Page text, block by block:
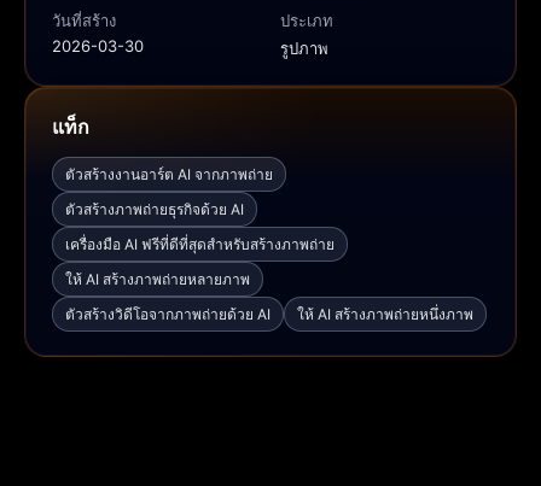
วันที่สร้าง
2026-03-30
ประเภท
รูปภาพ
แท็ก
ตัวสร้างงานอาร์ต AI จากภาพถ่าย
ตัวสร้างภาพถ่ายธุรกิจด้วย AI
เครื่องมือ AI ฟรีที่ดีที่สุดสำหรับสร้างภาพถ่าย
ให้ AI สร้างภาพถ่ายหลายภาพ
ตัวสร้างวิดีโอจากภาพถ่ายด้วย AI
ให้ AI สร้างภาพถ่ายหนึ่งภาพ